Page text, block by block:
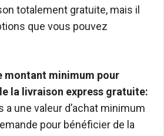
totalement gratuite, mais il
que vous pouvez
montant minimum pour
la livraison express gratuite:
a une valeur d’achat minimum
pour bénéficier de la